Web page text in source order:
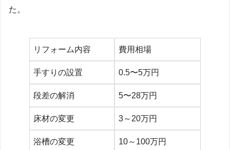
た。
リフォーム内容 費用相場
手すりの設置 0.5〜5万円
段差の解消 5〜28万円
床材の変更 3～20万円
浴槽の変更 10～100万円